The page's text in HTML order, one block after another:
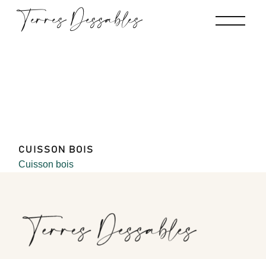
contentTerres Dessables
CUISSON BOIS
Cuisson bois